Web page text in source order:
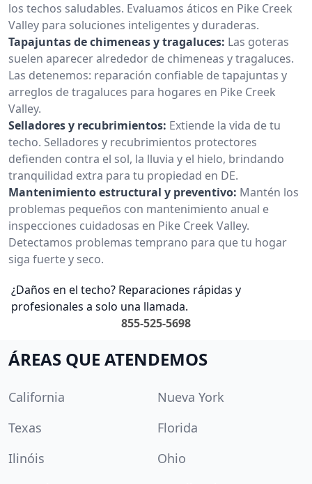
los techos saludables. Evaluamos áticos en Pike Creek
Valley para soluciones inteligentes y duraderas.
Tapajuntas de chimeneas y tragaluces: Las goteras
suelen aparecer alrededor de chimeneas y tragaluces.
Las detenemos: reparación confiable de tapajuntas y
arreglos de tragaluces para hogares en Pike Creek
Valley.
Selladores y recubrimientos: Extiende la vida de tu
techo. Selladores y recubrimientos protectores
defienden contra el sol, la lluvia y el hielo, brindando
tranquilidad extra para tu propiedad en DE.
Mantenimiento estructural y preventivo: Mantén los
problemas pequeños con mantenimiento anual e
inspecciones cuidadosas en Pike Creek Valley.
Detectamos problemas temprano para que tu hogar
siga fuerte y seco.
¿Daños en el techo? Reparaciones rápidas y
profesionales a solo una llamada.
855-525-5698
ÁREAS QUE ATENDEMOS
California
Nueva York
Texas
Florida
Ilinóis
Ohio